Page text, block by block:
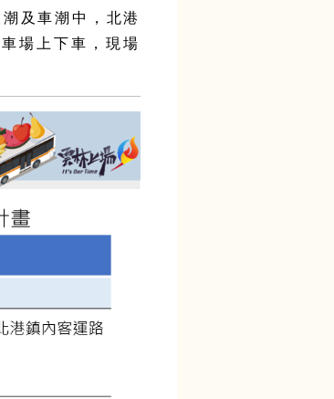
及車潮中，北港
場上下車，現場